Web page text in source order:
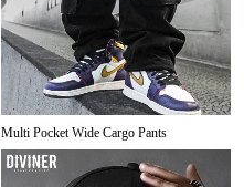
Multi Pocket Wide Cargo Pants